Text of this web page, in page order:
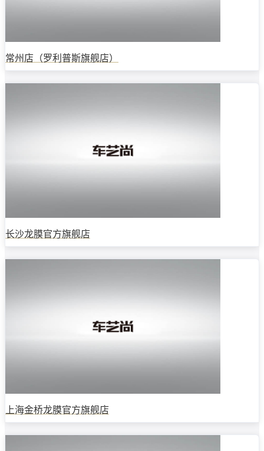
常州店（罗利普斯旗舰店）
长沙龙膜官方旗舰店
上海金桥龙膜官方旗舰店